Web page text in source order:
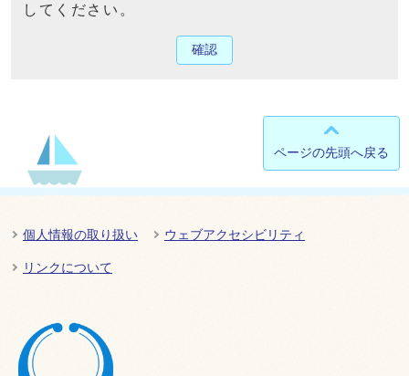
してください。
確認
ページの先頭へ戻る
個人情報の取り扱い ウェブアクセシビリティ
リンクについて